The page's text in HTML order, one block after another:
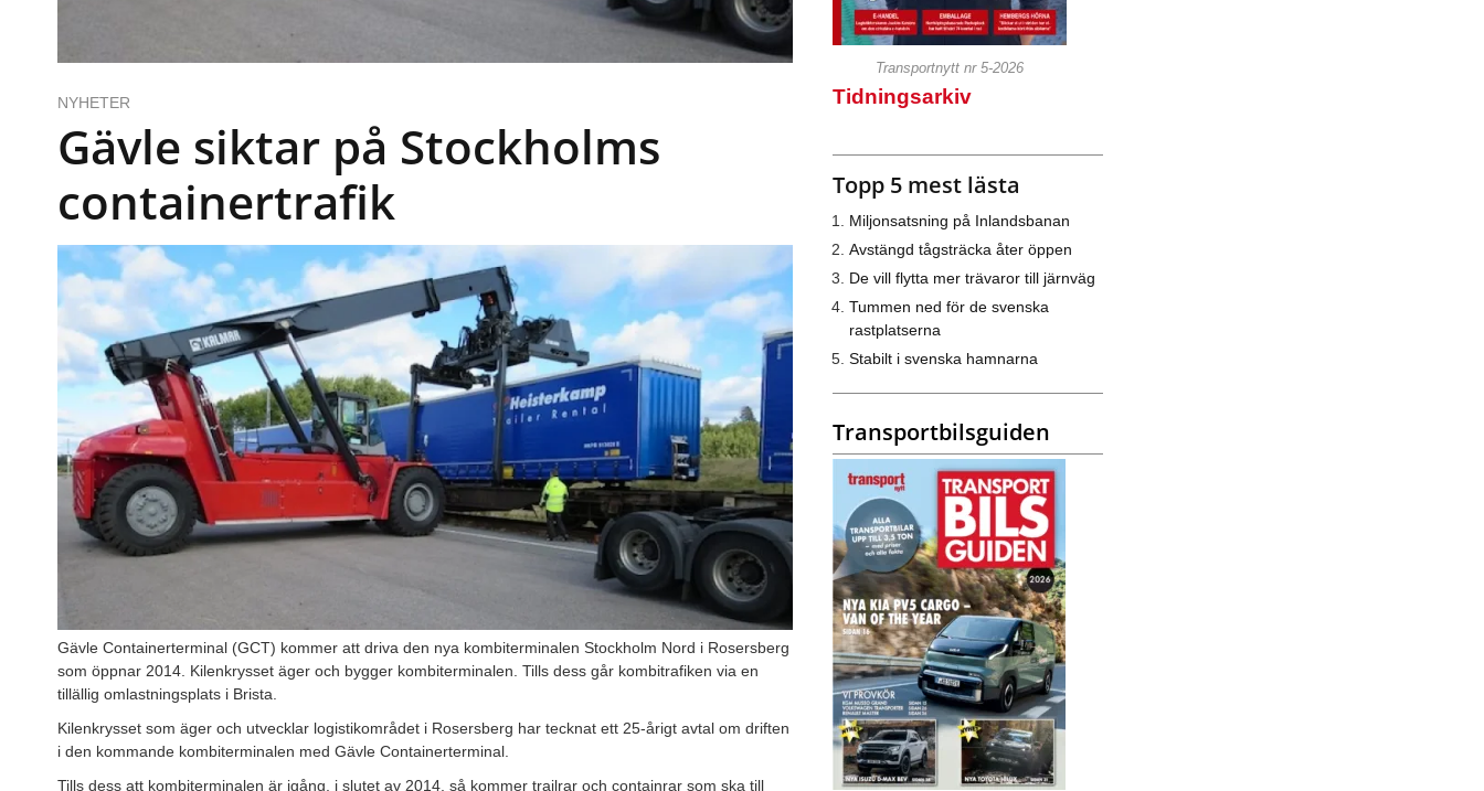
NYHETER
Gävle siktar på Stockholms
containertrafik
Gävle Containerterminal (GCT) kommer att driva den nya kombiterminalen Stockholm Nord i Rosersberg
som öppnar 2014. Kilenkrysset äger och bygger kombiterminalen. Tills dess går kombitrafiken via en
tillällig omlastningsplats i Brista.
Kilenkrysset som äger och utvecklar logistikområdet i Rosersberg har tecknat ett 25-årigt avtal om driften
i den kommande kombiterminalen med Gävle Containerterminal.
Tills dess att kombiterminalen är igång, i slutet av 2014, så kommer trailrar och containrar som ska till
Transportnytt nr 5-2026
Tidningsarkiv
Topp 5 mest lästa
Miljonsatsning på Inlandsbanan
Avstängd tågsträcka åter öppen
De vill flytta mer trävaror till järnväg
Tummen ned för de svenska
rastplatserna
Stabilt i svenska hamnarna
Transportbilsguiden